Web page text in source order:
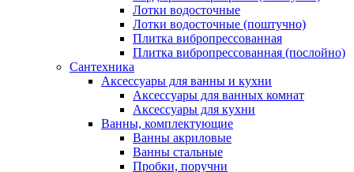
Лотки водосточные
Лотки водосточные (поштучно)
Плитка вибропрессованная
Плитка вибропрессованная (послойно)
Сантехника
Аксессуары для ванны и кухни
Аксессуары для ванных комнат
Аксессуары для кухни
Ванны, комплектующие
Ванны акриловые
Ванны стальные
Пробки, поручни